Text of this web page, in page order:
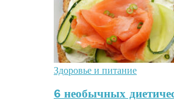
Здоровье и питание
6 необычных